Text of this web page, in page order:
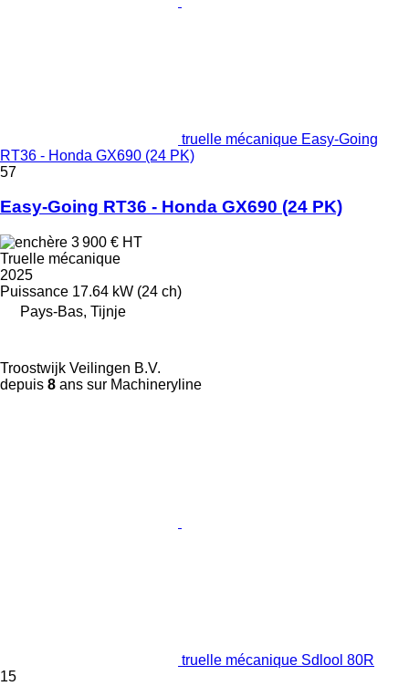
truelle mécanique Easy-Going
RT36 - Honda GX690 (24 PK)
57
Easy-Going RT36 - Honda GX690 (24 PK)
3 900 € HT
Truelle mécanique
2025
Puissance 17.64 kW (24 ch)
Pays-Bas, Tijnje
Troostwijk Veilingen B.V.
depuis 8 ans sur Machineryline
truelle mécanique Sdlool 80R
15